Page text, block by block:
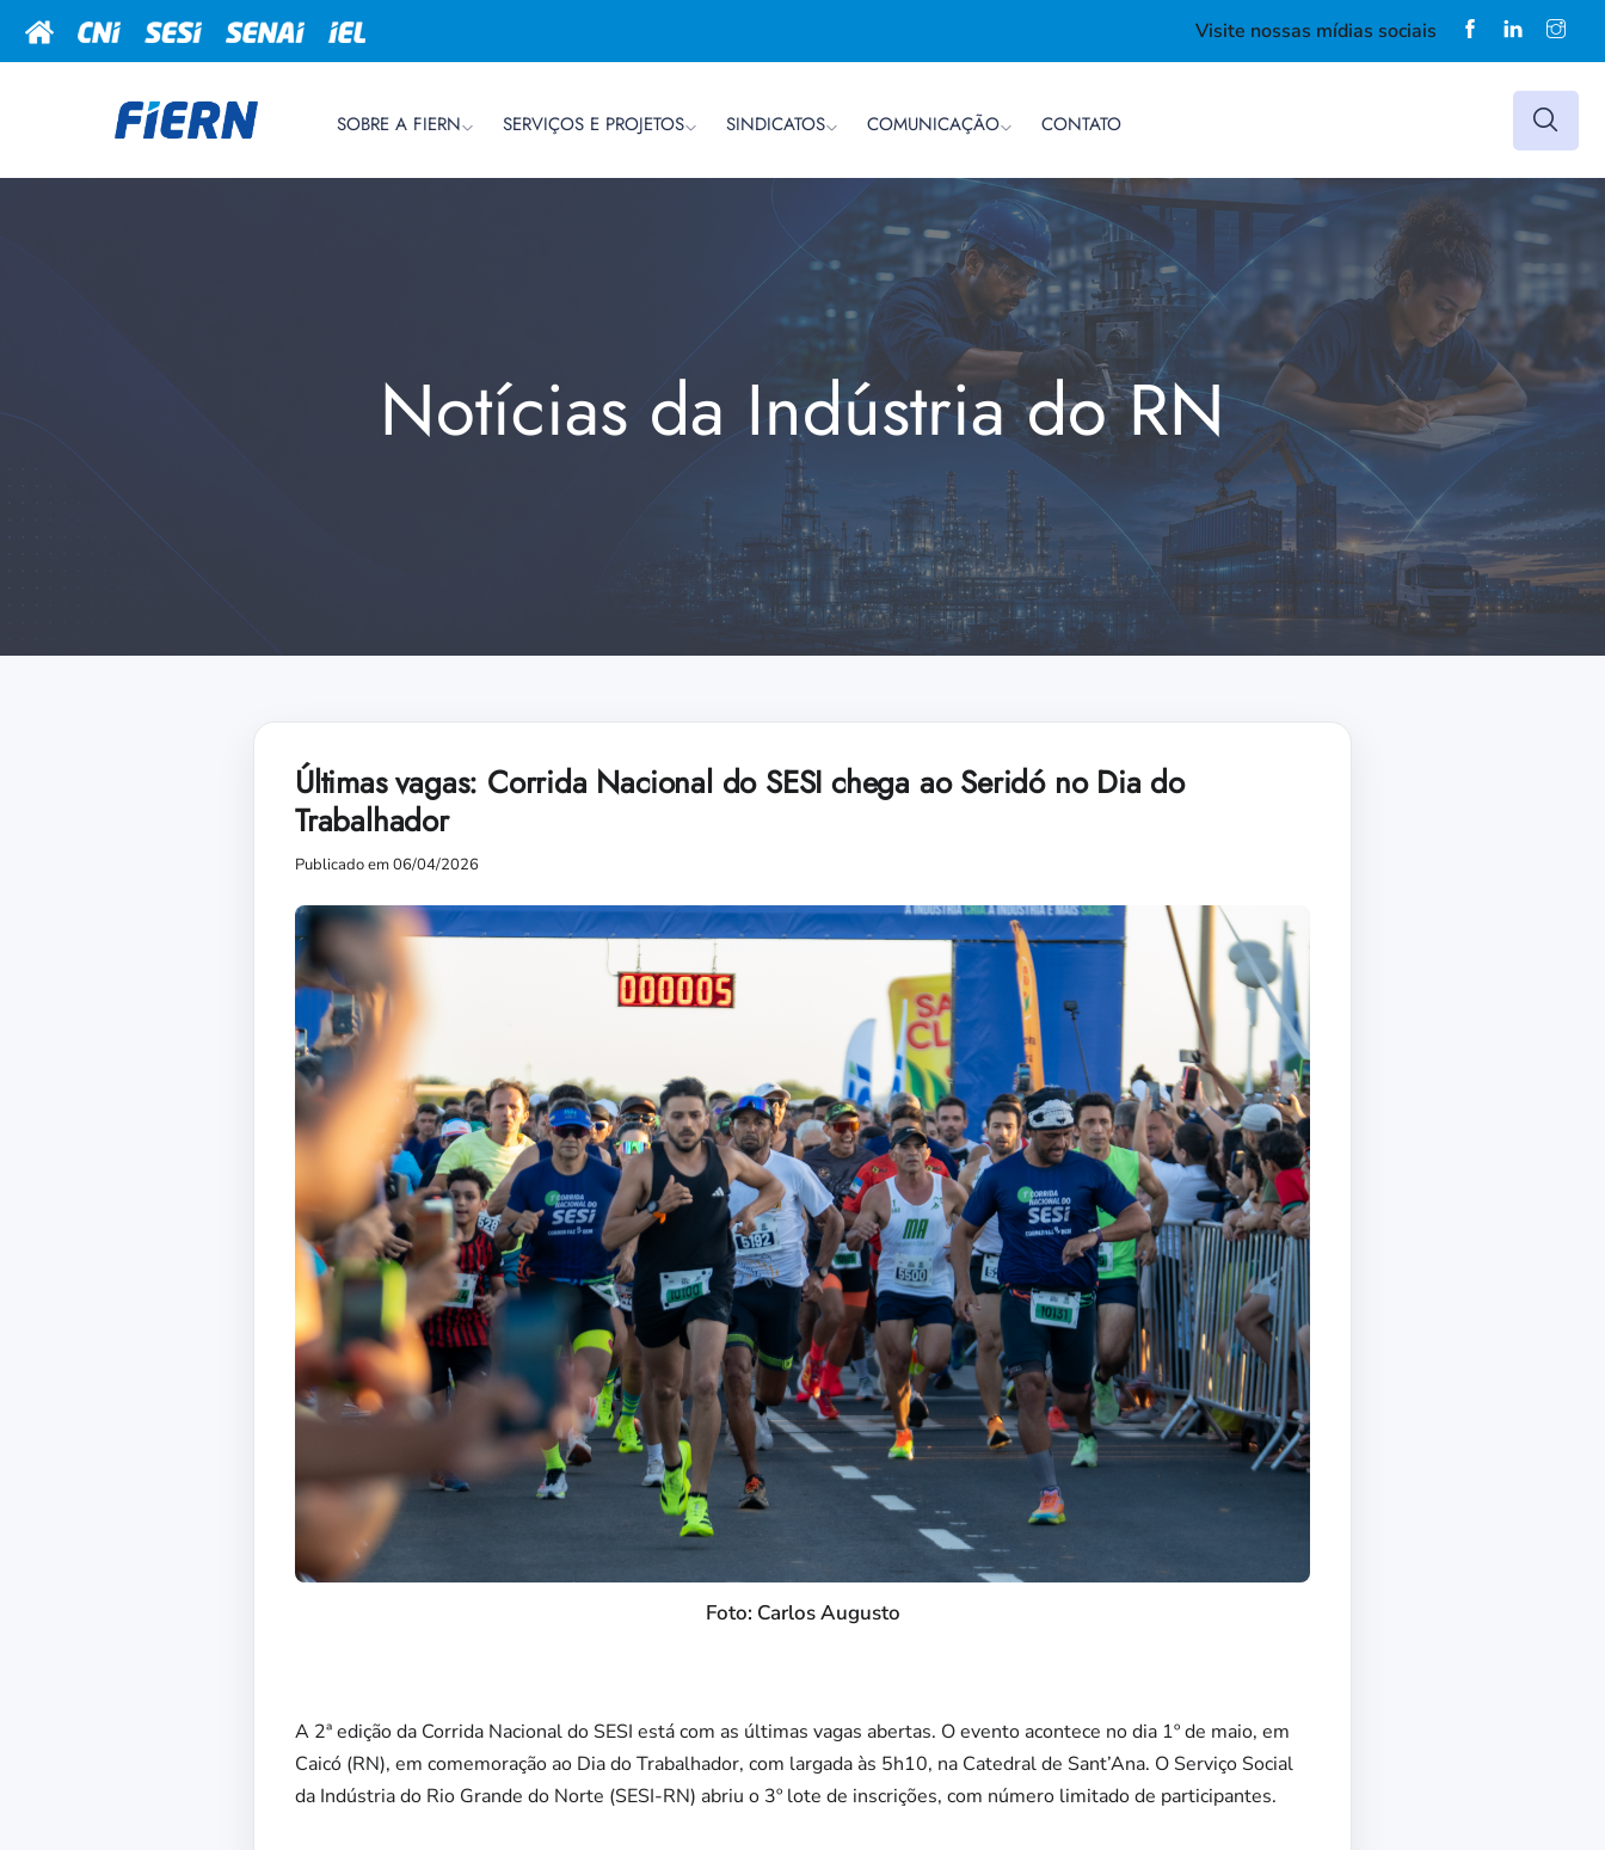
Visite nossas mídias sociais
SOBRE A FIERN SERVIÇOS E PROJETOS SINDICATOS COMUNICAÇÃO CONTATO
Notícias da Indústria do RN
Últimas vagas: Corrida Nacional do SESI chega ao Seridó no Dia do
Trabalhador
Publicado em 06/04/2026
Foto: Carlos Augusto
A 2ª edição da Corrida Nacional do SESI está com as últimas vagas abertas. O evento acontece no dia 1º de maio, em
Caicó (RN), em comemoração ao Dia do Trabalhador, com largada às 5h10, na Catedral de Sant’Ana. O Serviço Social
da Indústria do Rio Grande do Norte (SESI-RN) abriu o 3º lote de inscrições, com número limitado de participantes.